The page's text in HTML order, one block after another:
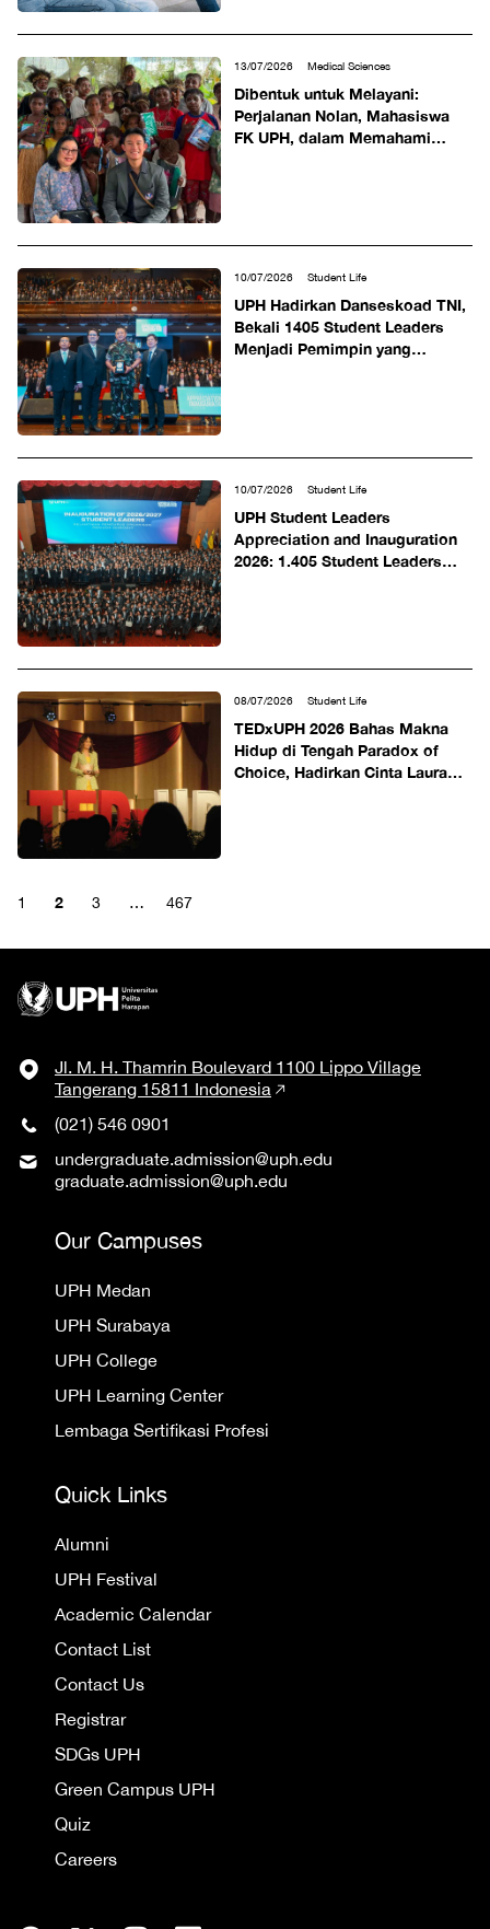
13/07/2026 Medical Sciences
Dibentuk untuk Melayani:
Perjalanan Nolan, Mahasiswa
FK UPH, dalam Memahami
10/07/2026 Student Life
UPH Hadirkan Danseskoad TNI,
Bekali 1405 Student Leaders
Menjadi Pemimpin yang
10/07/2026 Student Life
UPH Student Leaders
Appreciation and Inauguration
2026: 1.405 Student Leaders
08/07/2026 Student Life
TEDxUPH 2026 Bahas Makna
Hidup di Tengah Paradox of
Choice, Hadirkan Cinta Laura
1 2 3 … 467
Jl. M. H. Thamrin Boulevard 1100 Lippo Village
Tangerang 15811 Indonesia
(021) 546 0901
undergraduate.admission@uph.edu
graduate.admission@uph.edu
Our Campuses
UPH Medan
UPH Surabaya
UPH College
UPH Learning Center
Lembaga Sertifikasi Profesi
Quick Links
Alumni
UPH Festival
Academic Calendar
Contact List
Contact Us
Registrar
SDGs UPH
Green Campus UPH
Quiz
Careers